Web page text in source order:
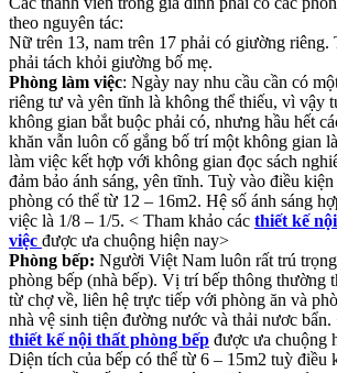
theo nguyên tác:
Nữ trên 13, nam trên 17 phải có giường riêng.
phải tách khỏi giường bố mẹ.
Phòng làm việc: Ngày nay nhu cầu cần có
riêng tư và yên tĩnh là không thể thiếu, vì vậy
không gian bắt buộc phải có, nhưng hầu hết
khăn vẫn luôn cố gắng bố trí một không gian
làm việc kết hợp với không gian đọc sách
đảm bảo ánh sáng, yên tĩnh. Tuỳ vào điều
phòng có thể từ 12 – 16m2. Hệ số ánh sáng
việc là 1/8 – 1/5. < Tham khảo các thiết kế
việc được ưa chuộng hiện nay>
Phòng bếp: Người Việt Nam luôn rất trú
phòng bếp (nhà bếp). Vị trí bếp thông thường
từ chợ về, liên hệ trực tiếp với phòng ăn và
nhà vệ sinh tiện đường nước và thải nươc bẩn.
thiết kế nội thất phòng bếp được ưa chuộng
Diện tích của bếp có thể từ 6 – 15m2 tuỳ điều